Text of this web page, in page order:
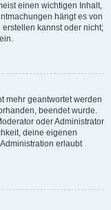
einen wichtigen Inhalt,
hängt es von
kannst oder nicht;
mehr geantwortet werden
beendet wurde.
oder Administrator
deine eigenen
erlaubt